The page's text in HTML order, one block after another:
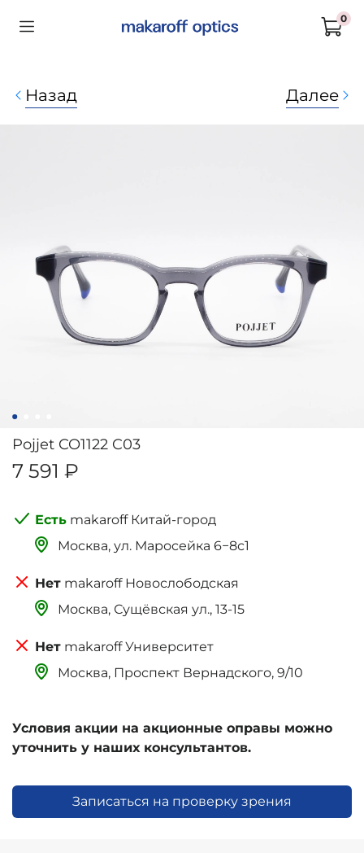
0
Назад Далее
Pojjet CO1122 C03
7 591 ₽
makaroff Китай-город
Москва, ‌‌‌‌ул. Маросейка 6−8с1
makaroff Новослободская
Москва, Сущёвская ул., 13-15
makaroff Университет
Москва, Проспект Вернадского, 9/10
Условия акции на акционные оправы можно
уточнить у наших консультантов.
Записаться на проверку зрения